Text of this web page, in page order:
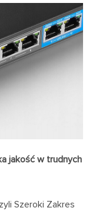
jakość w trudnych
Szeroki Zakres